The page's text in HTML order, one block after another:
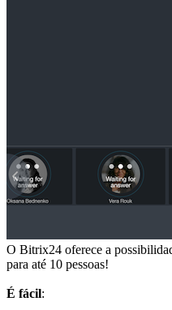
O Bitrix24 oferece a
para até 10 pessoas!
É fácil: